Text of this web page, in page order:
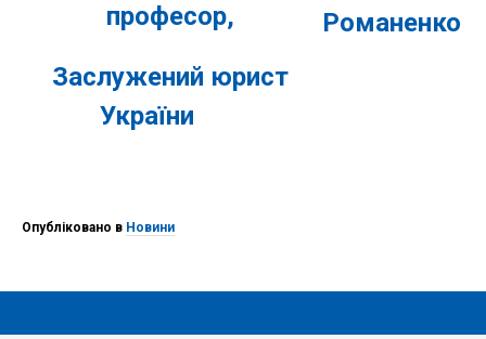
професор,
Заслужений юрист
України
Романенко
Опубліковано в Новини